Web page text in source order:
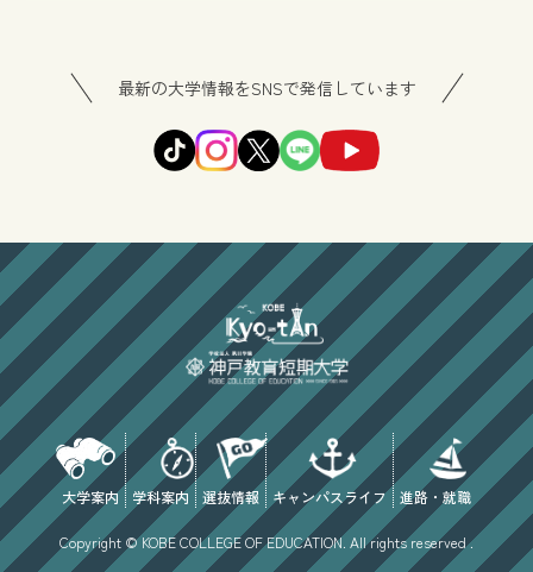
最新の大学情報をSNSで発信しています
大学案内 学科案内 選抜情報 キャンパスライフ 進路・就職
Copyright © KOBE COLLEGE OF EDUCATION. All rights reserved .